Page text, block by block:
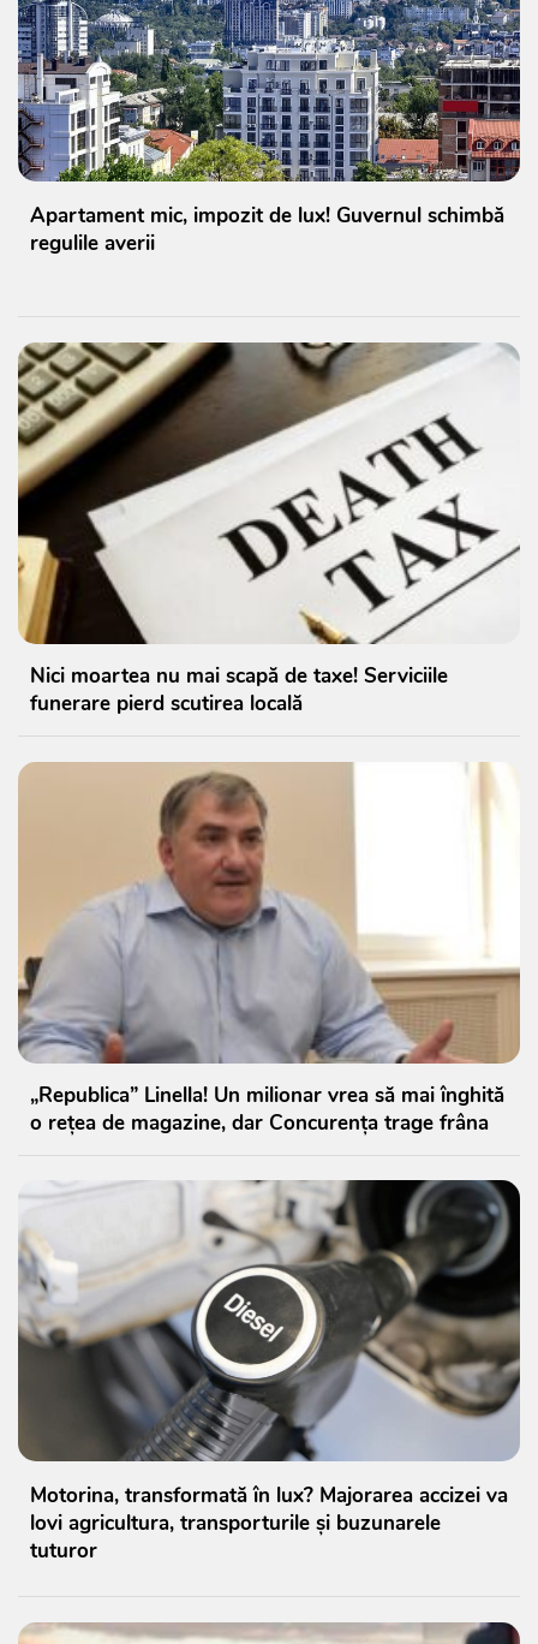
Apartament mic, impozit de lux! Guvernul schimbă
regulile averii
Nici moartea nu mai scapă de taxe! Serviciile
funerare pierd scutirea locală
„Republica” Linella! Un milionar vrea să mai înghită
o rețea de magazine, dar Concurența trage frâna
Motorina, transformată în lux? Majorarea accizei va
lovi agricultura, transporturile și buzunarele
tuturor